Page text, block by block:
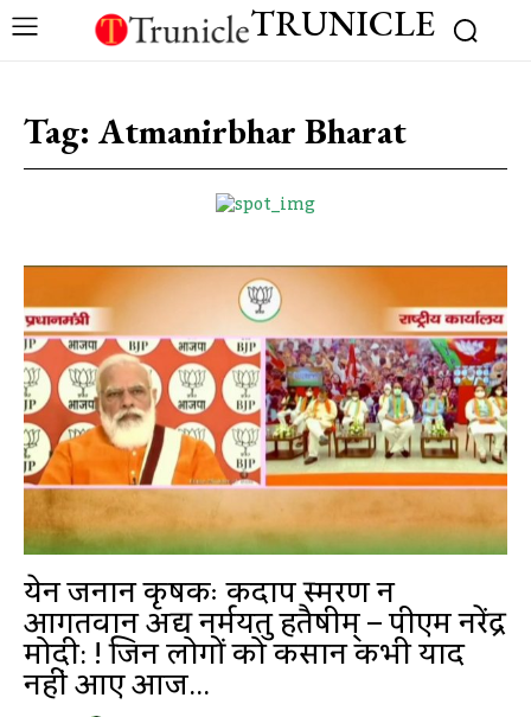
TRUNICLE
Tag: Atmanirbhar Bharat
येन जनानि कृषकः कदापि स्मरण न
आगतवान अद्य निर्मयतु हितैषीम् – पीएम नरेंद्र
मोदी: ! जिन लोगों को किसान कभी याद
नहीं आए आज...